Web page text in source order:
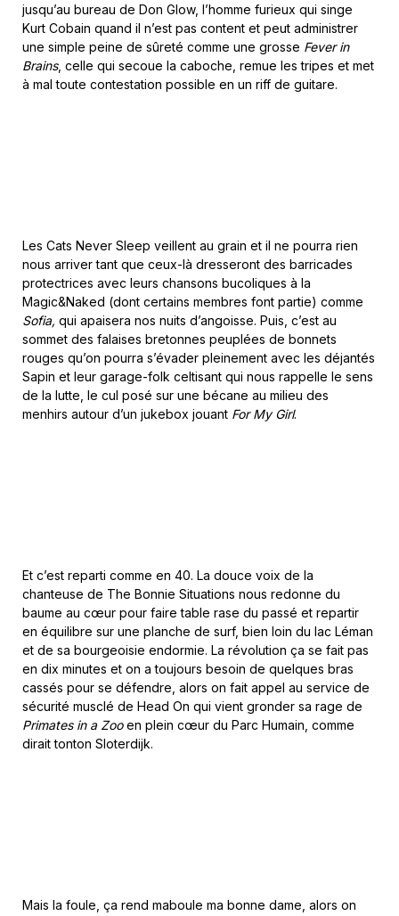
jusqu’au bureau de Don Glow, l’homme furieux qui singe
Kurt Cobain quand il n’est pas content et peut administrer
une simple peine de sûreté comme une grosse Fever in
Brains, celle qui secoue la caboche, remue les tripes et met
à mal toute contestation possible en un riff de guitare.
Les Cats Never Sleep veillent au grain et il ne pourra rien
nous arriver tant que ceux-là dresseront des barricades
protectrices avec leurs chansons bucoliques à la
Magic&Naked (dont certains membres font partie) comme
Sofia, qui apaisera nos nuits d’angoisse. Puis, c’est au
sommet des falaises bretonnes peuplées de bonnets
rouges qu’on pourra s’évader pleinement avec les déjantés
Sapin et leur garage-folk celtisant qui nous rappelle le sens
de la lutte, le cul posé sur une bécane au milieu des
menhirs autour d’un jukebox jouant For My Girl.
Et c’est reparti comme en 40. La douce voix de la
chanteuse de The Bonnie Situations nous redonne du
baume au cœur pour faire table rase du passé et repartir
en équilibre sur une planche de surf, bien loin du lac Léman
et de sa bourgeoisie endormie. La révolution ça se fait pas
en dix minutes et on a toujours besoin de quelques bras
cassés pour se défendre, alors on fait appel au service de
sécurité musclé de Head On qui vient gronder sa rage de
Primates in a Zooen plein cœur du Parc Humain, comme
dirait tonton Sloterdijk.
Mais la foule, ça rend maboule ma bonne dame, alors on